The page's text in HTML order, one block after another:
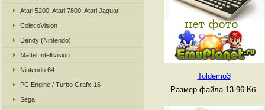
Atari 5200, Atari 7800, Atari Jaguar
ColecoVision
Dendy (Nintendo)
Mattel Intellivision
Nintendo 64
PC Engine / Turbo Grafx-16
Sega
Toldemo3
Размер файла 13.96 Кб.